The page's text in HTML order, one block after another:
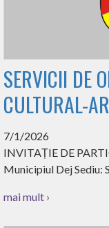
SERVICII DE
CULTURAL-
7/1/2026
INVITAȚIE DE
Municipiul Dej Sediu:
mai mult ›